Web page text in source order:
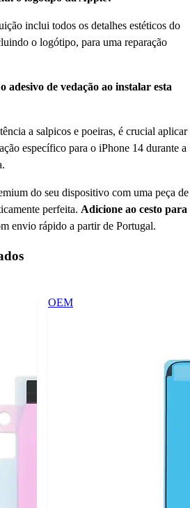
inclui todos os detalhes estéticos do
o logótipo, para uma reparação
adesivo de vedação ao instalar esta
a salpicos e poeiras, é crucial aplicar
específico para o iPhone 14 durante a
do seu dispositivo com uma peça de
perfeita. Adicione ao cesto para
envio rápido a partir de Portugal.
OEM